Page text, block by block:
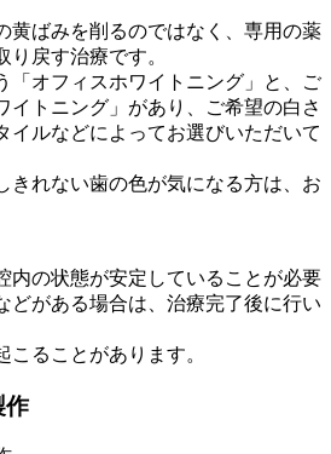
黄ばみを削るのではなく、専用の薬
戻す治療です。
「オフィスホワイトニング」と、ご
イトニング」があり、ご希望の白さ
イルなどによってお選びいただいて
きれない歯の色が気になる方は、お
内の状態が安定していることが必要
どがある場合は、治療完了後に行い
こることがあります。
作